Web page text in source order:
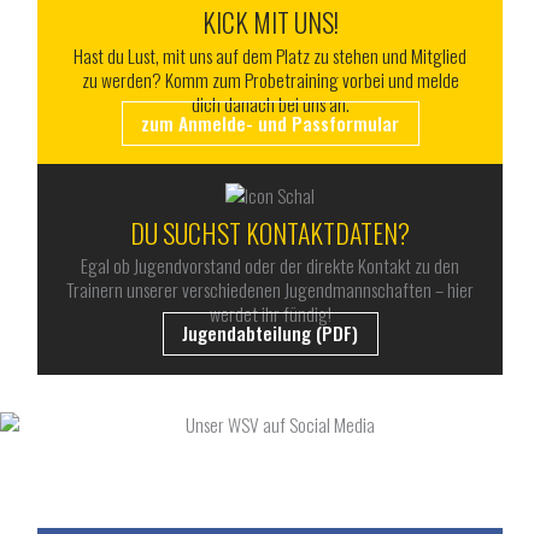
KICK MIT UNS!
Hast du Lust, mit uns auf dem Platz zu stehen und Mitglied
zu werden? Komm zum Probetraining vorbei und melde
dich danach bei uns an.
zum Anmelde- und Passformular
DU SUCHST KONTAKTDATEN?
Egal ob Jugendvorstand oder der direkte Kontakt zu den
Trainern unserer verschiedenen Jugendmannschaften – hier
werdet ihr fündig!
Jugendabteilung (PDF)